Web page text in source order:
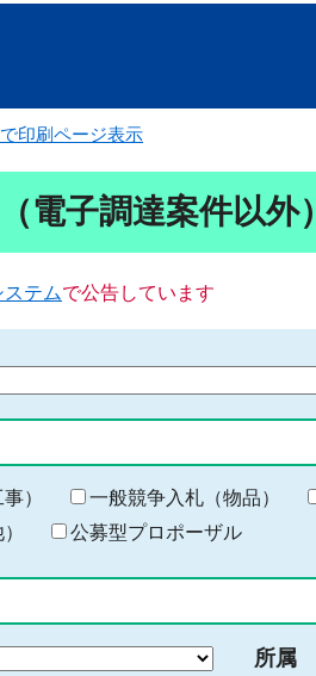
印刷ページ表示
電子調達案件以外）
テムで公告しています
） 一般競争入札（物品）
公募型プロポーザル
所属